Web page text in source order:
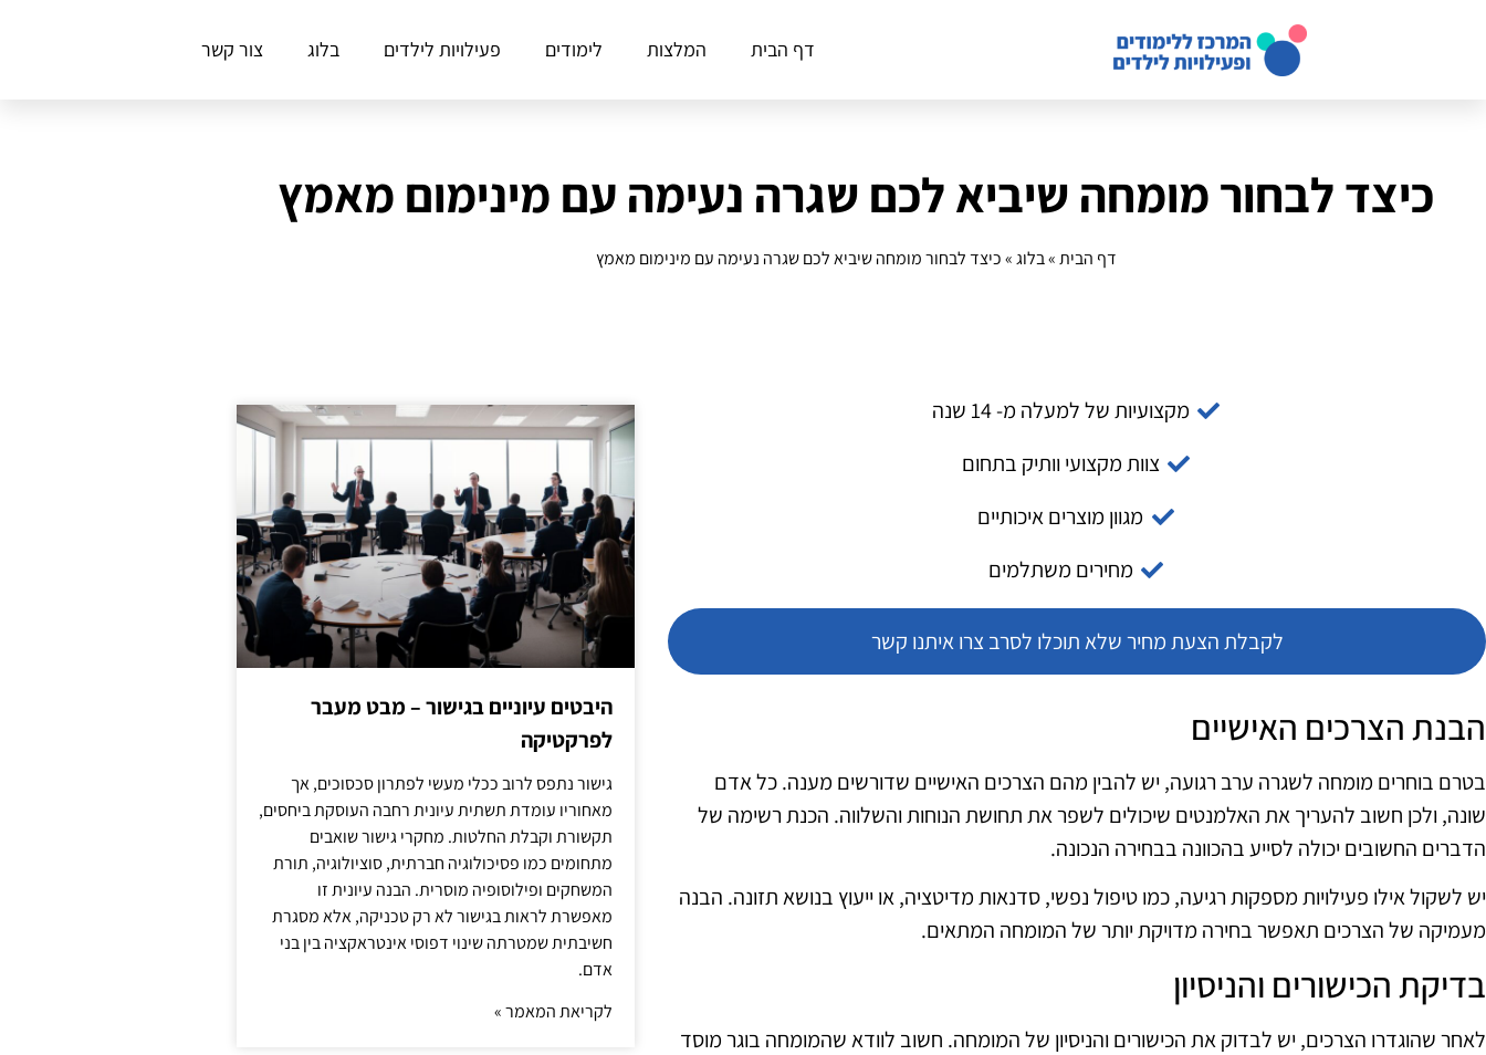
דף הבית המלצות לימודים פעילויות לילדים בלוג צור קשר
כיצד לבחור מומחה שיביא לכם שגרה נעימה עם מינימום מאמץ
דף הבית»בלוג»כיצד לבחור מומחה שיביא לכם שגרה נעימה עם מינימום מאמץ
מקצועיות של למעלה מ- 14 שנה
צוות מקצועי וותיק בתחום
מגוון מוצרים איכותיים
מחירים משתלמים
לקבלת הצעת מחיר שלא תוכלו לסרב צרו איתנו קשר
הבנת הצרכים האישיים
בטרם בוחרים מומחה לשגרה ערב רגועה, יש להבין מהם הצרכים האישיים שדורשים מענה. כל אדם
שונה, ולכן חשוב להעריך את האלמנטים שיכולים לשפר את תחושת הנוחות והשלווה. הכנת רשימה של
הדברים החשובים יכולה לסייע בהכוונה בבחירה הנכונה.
יש לשקול אילו פעילויות מספקות רגיעה, כמו טיפול נפשי, סדנאות מדיטציה, או ייעוץ בנושא תזונה. הבנה
מעמיקה של הצרכים תאפשר בחירה מדויקת יותר של המומחה המתאים.
בדיקת הכישורים והניסיון
לאחר שהוגדרו הצרכים, יש לבדוק את הכישורים והניסיון של המומחה. חשוב לוודא שהמומחה בוגר מוסד
היבטים עיוניים בגישור – מבט מעבר
לפרקטיקה
גישור נתפס לרוב ככלי מעשי לפתרון סכסוכים, אך
מאחוריו עומדת תשתית עיונית רחבה העוסקת ביחסים,
תקשורת וקבלת החלטות. מחקרי גישור שואבים
מתחומים כמו פסיכולוגיה חברתית, סוציולוגיה, תורת
המשחקים ופילוסופיה מוסרית. הבנה עיונית זו
מאפשרת לראות בגישור לא רק טכניקה, אלא מסגרת
חשיבתית שמטרתה שינוי דפוסי אינטראקציה בין בני
אדם.
לקריאת המאמר »